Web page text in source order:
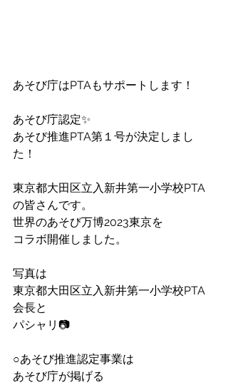
あそび庁はPTAもサポートします！
あそび庁認定✨
あそび推進PTA第１号が決定しまし
た！
東京都大田区立入新井第一小学校PTA
の皆さんです。
世界のあそび万博2023東京を
コラボ開催しました。
写真は
東京都大田区立入新井第一小学校PTA
会長と
パシャリ📷
○あそび推進認定事業は
あそび庁が掲げる